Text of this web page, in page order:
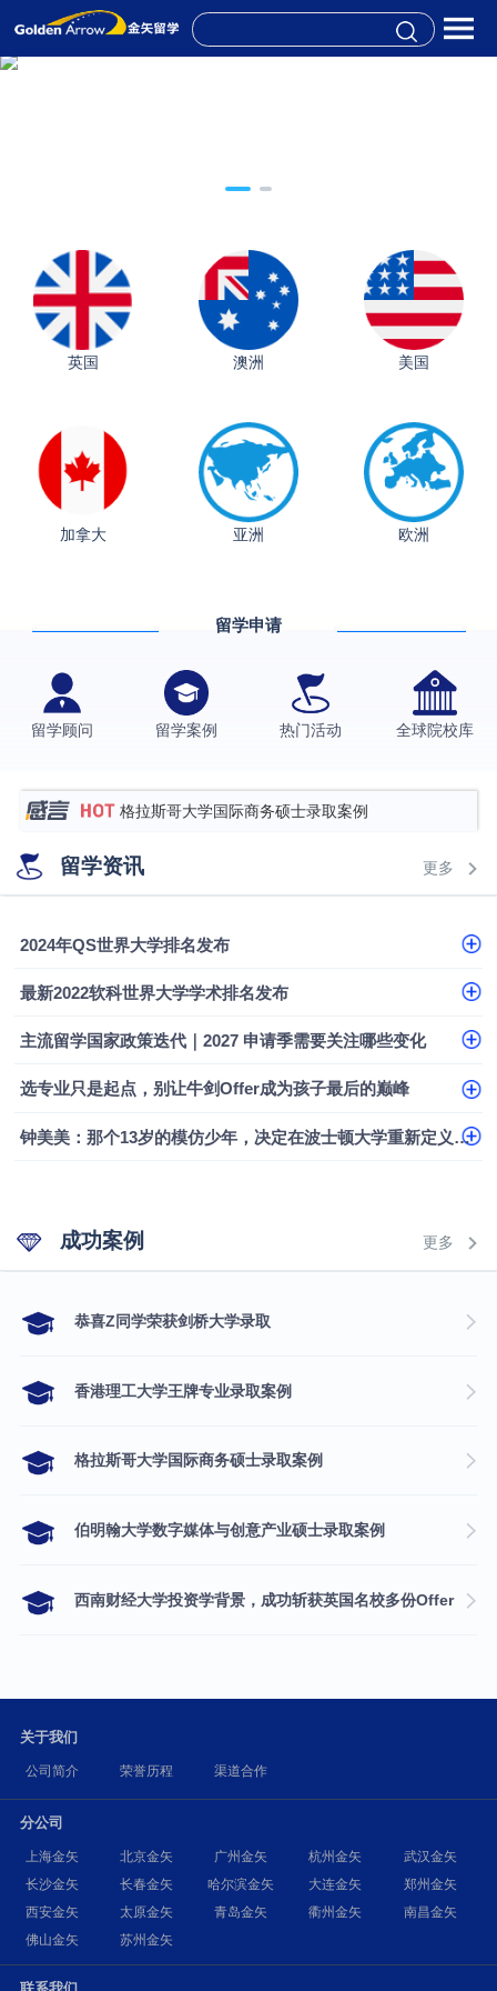
英国 澳洲 美国
加拿大 亚洲 欧洲
留学申请
留学顾问 留学案例 热门活动 全球院校库
从上海财大2+2到谢菲尔德：低均分逆袭QS百强金
融会计硕士实录
​恭喜Z同学荣获剑桥大学录取
格拉斯哥大学国际商务硕士录取案例
伯明翰大学数字媒体与创意产业硕士录取案例
西南财经大学投资学背景，成功斩获英国名校多份
上海财经大学经济学背景成功斩获爱丁堡大学经济学
香港浸会大学伦理与公共事务硕士录取
从上海财大2+2到谢菲尔德：低均分逆袭QS百强金
融会计硕士实录
​恭喜Z同学荣获剑桥大学录取
留学资讯 更多
2024年QS世界大学排名发布
最新2022软科世界大学学术排名发布
主流留学国家政策迭代｜2027 申请季需要关注哪些变化
选专业只是起点，别让牛剑Offer成为孩子最后的巅峰
钟美美：那个13岁的模仿少年，决定在波士顿大学重新定义自己
成功案例 更多
​恭喜Z同学荣获剑桥大学录取
香港理工大学王牌专业录取案例
格拉斯哥大学国际商务硕士录取案例
伯明翰大学数字媒体与创意产业硕士录取案例
西南财经大学投资学背景，成功斩获英国名校多份Offer
关于我们
公司简介 荣誉历程 渠道合作
分公司
上海金矢 北京金矢 广州金矢 杭州金矢
武汉金矢
长沙金矢
长春金矢 哈尔滨金矢 大连金矢
郑州金矢
西安金矢
太原金矢 青岛金矢 衢州金矢
南昌金矢
佛山金矢
苏州金矢